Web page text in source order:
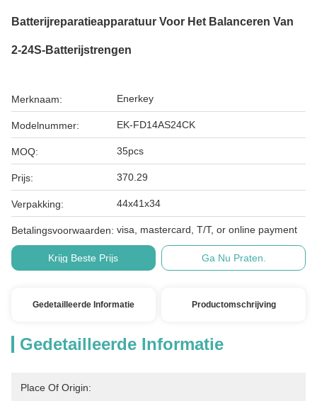
Batterijreparatieapparatuur Voor Het Balanceren Van
2-24S-Batterijstrengen
Merknaam: Enerkey
Modelnummer: EK-FD14AS24CK
MOQ: 35pcs
Prijs: 370.29
Verpakking: 44x41x34
Betalingsvoorwaarden: visa, mastercard, T/T, or online payment
Krijg Beste Prijs Ga Nu Praten.
Gedetailleerde Informatie Productomschrijving
Gedetailleerde Informatie
Place Of Origin: